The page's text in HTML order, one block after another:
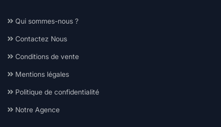
Qui sommes-nous ?
Contactez Nous
Conditions de vente
Mentions légales
Politique de confidentialité
Notre Agence